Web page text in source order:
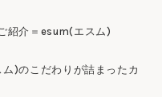
紹介＝esum(エスム)
)のこだわりが詰まったカ